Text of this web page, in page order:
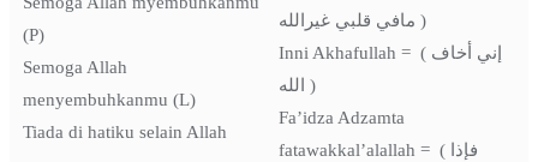
(P)
Semoga Allah
menyembuhkanmu (L)
Tiada di hatiku selain Allah
مافي قلبي غيرالله )
Inni Akhafullah = ( إني أخاف
الله )
Fa’idza Adzamta
fatawakkal’alallah = ( فإذا